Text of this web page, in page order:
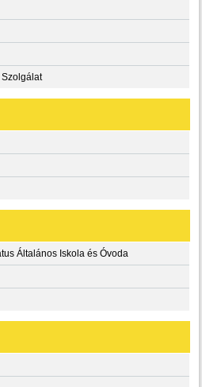
Általános Iskola és Óvoda